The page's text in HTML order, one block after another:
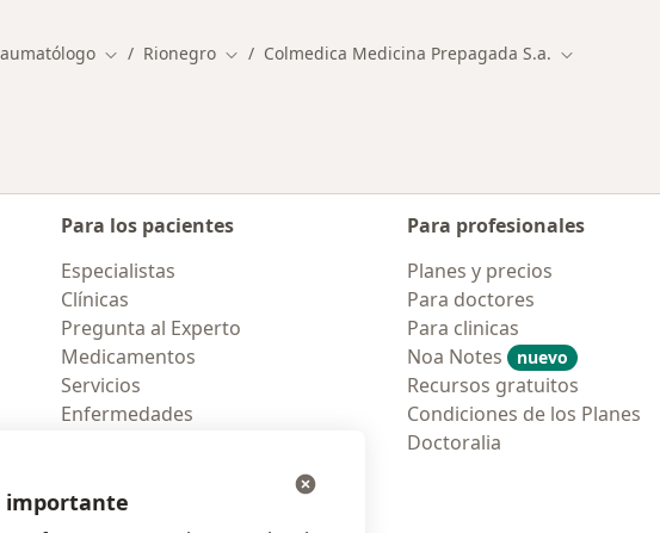
Cambiar de ciudad
Rionegro Cambiar de ciudad
Colmedica Medicina Prepagada S.a. Cambiar de
Para los pacientes
Especialistas
Clínicas
Pregunta al Experto
Medicamentos
Servicios
Enfermedades
Para profesionales
Planes y precios
Para doctores
Para clinicas
Noa Notes
nuevo
Recursos gratuitos
Condiciones de los Planes
Doctoralia
importante